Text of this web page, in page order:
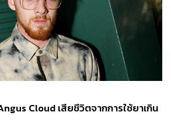
Cloud เสียชีวิตจากการใช้ยาเกิน